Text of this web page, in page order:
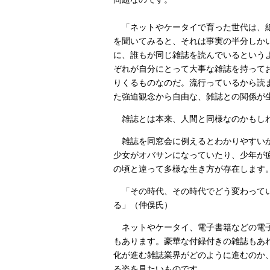
「ネットやケータイで育った世代は、
を聞いてみると、それは事実の半分し
に、誰もが同じ雑誌を読んでいるとい
ぞれが自分にとって大事な雑誌を持っ
りくるものなのだ。流行っているから
た強迫観念から自由な、雑誌との関係
雑誌とは本来、人間と同様なのかもし
雑誌を同窓会に例えるとわかりやすい
少女がオバサンになっていたり、少年
の頃と違って多様な生き方が存在しま
「その時代、その時代でどう変わって
る」（仲俣氏）
ネットやケータイ、電子書籍などの電
もあります。豪華な付録付きの雑誌も
化が進む雑誌業界がどのように進むの